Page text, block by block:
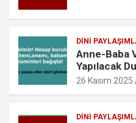
DINI
Anne-Baba
Yapılacak
26 Kasım 2025
DINI